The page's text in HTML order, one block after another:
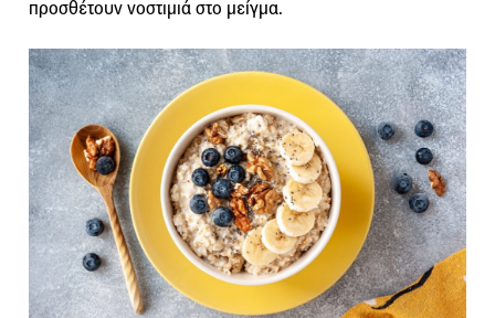
προσθέτουν νοστιμιά στο μείγμα.